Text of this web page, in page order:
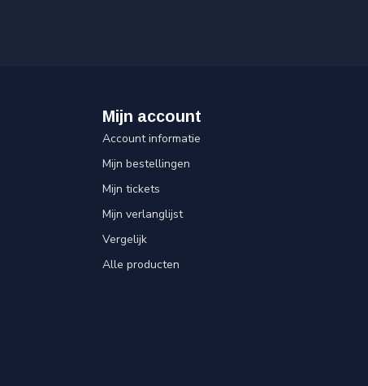
Mijn account
Account informatie
Mijn bestellingen
Mijn tickets
Mijn verlanglijst
Vergelijk
Alle producten